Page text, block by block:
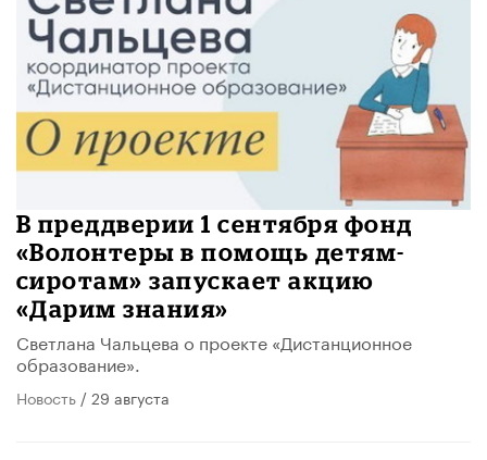
В преддверии 1 сентября фонд
«Волонтеры в помощь детям-
сиротам» запускает акцию
«Дарим знания»
Светлана Чальцева о проекте «Дистанционное
образование».
Новость / 29 августа